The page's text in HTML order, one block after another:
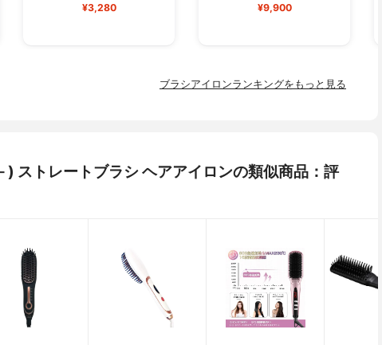
¥3,280 ¥9,900
ブラシアイロンランキングをもっと見る
ストレートブラシ ヘアアイロンの類似商品：評